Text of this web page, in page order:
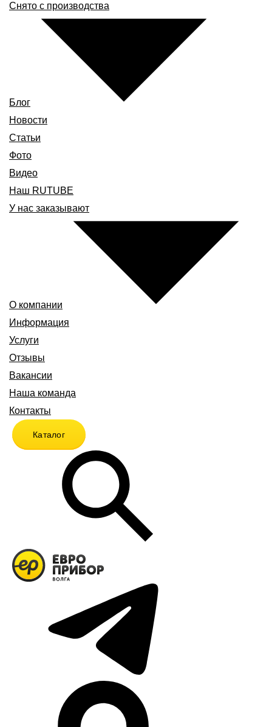
Снято с производства
Блог
Новости
Статьи
Фото
Видео
Наш RUTUBE
У нас заказывают
О компании
Информация
Услуги
Отзывы
Вакансии
Наша команда
Контакты
Каталог